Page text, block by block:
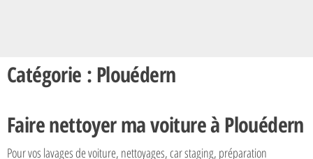
Catégorie : Plouédern
Faire nettoyer ma voiture à Plouédern
Pour vos lavages de voiture, nettoyages, car staging, préparation